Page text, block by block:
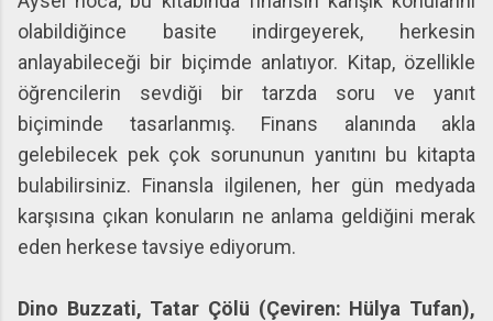
olabildiğince basite indirgeyerek, herkesin
anlayabileceği bir biçimde anlatıyor. Kitap, özellikle
öğrencilerin sevdiği bir tarzda soru ve yanıt
biçiminde tasarlanmış. Finans alanında akla
gelebilecek pek çok sorununun yanıtını bu kitapta
bulabilirsiniz. Finansla ilgilenen, her gün medyada
karşısına çıkan konuların ne anlama geldiğini merak
eden herkese tavsiye ediyorum.
Dino Buzzati, Tatar Çölü (Çeviren: Hülya Tufan),